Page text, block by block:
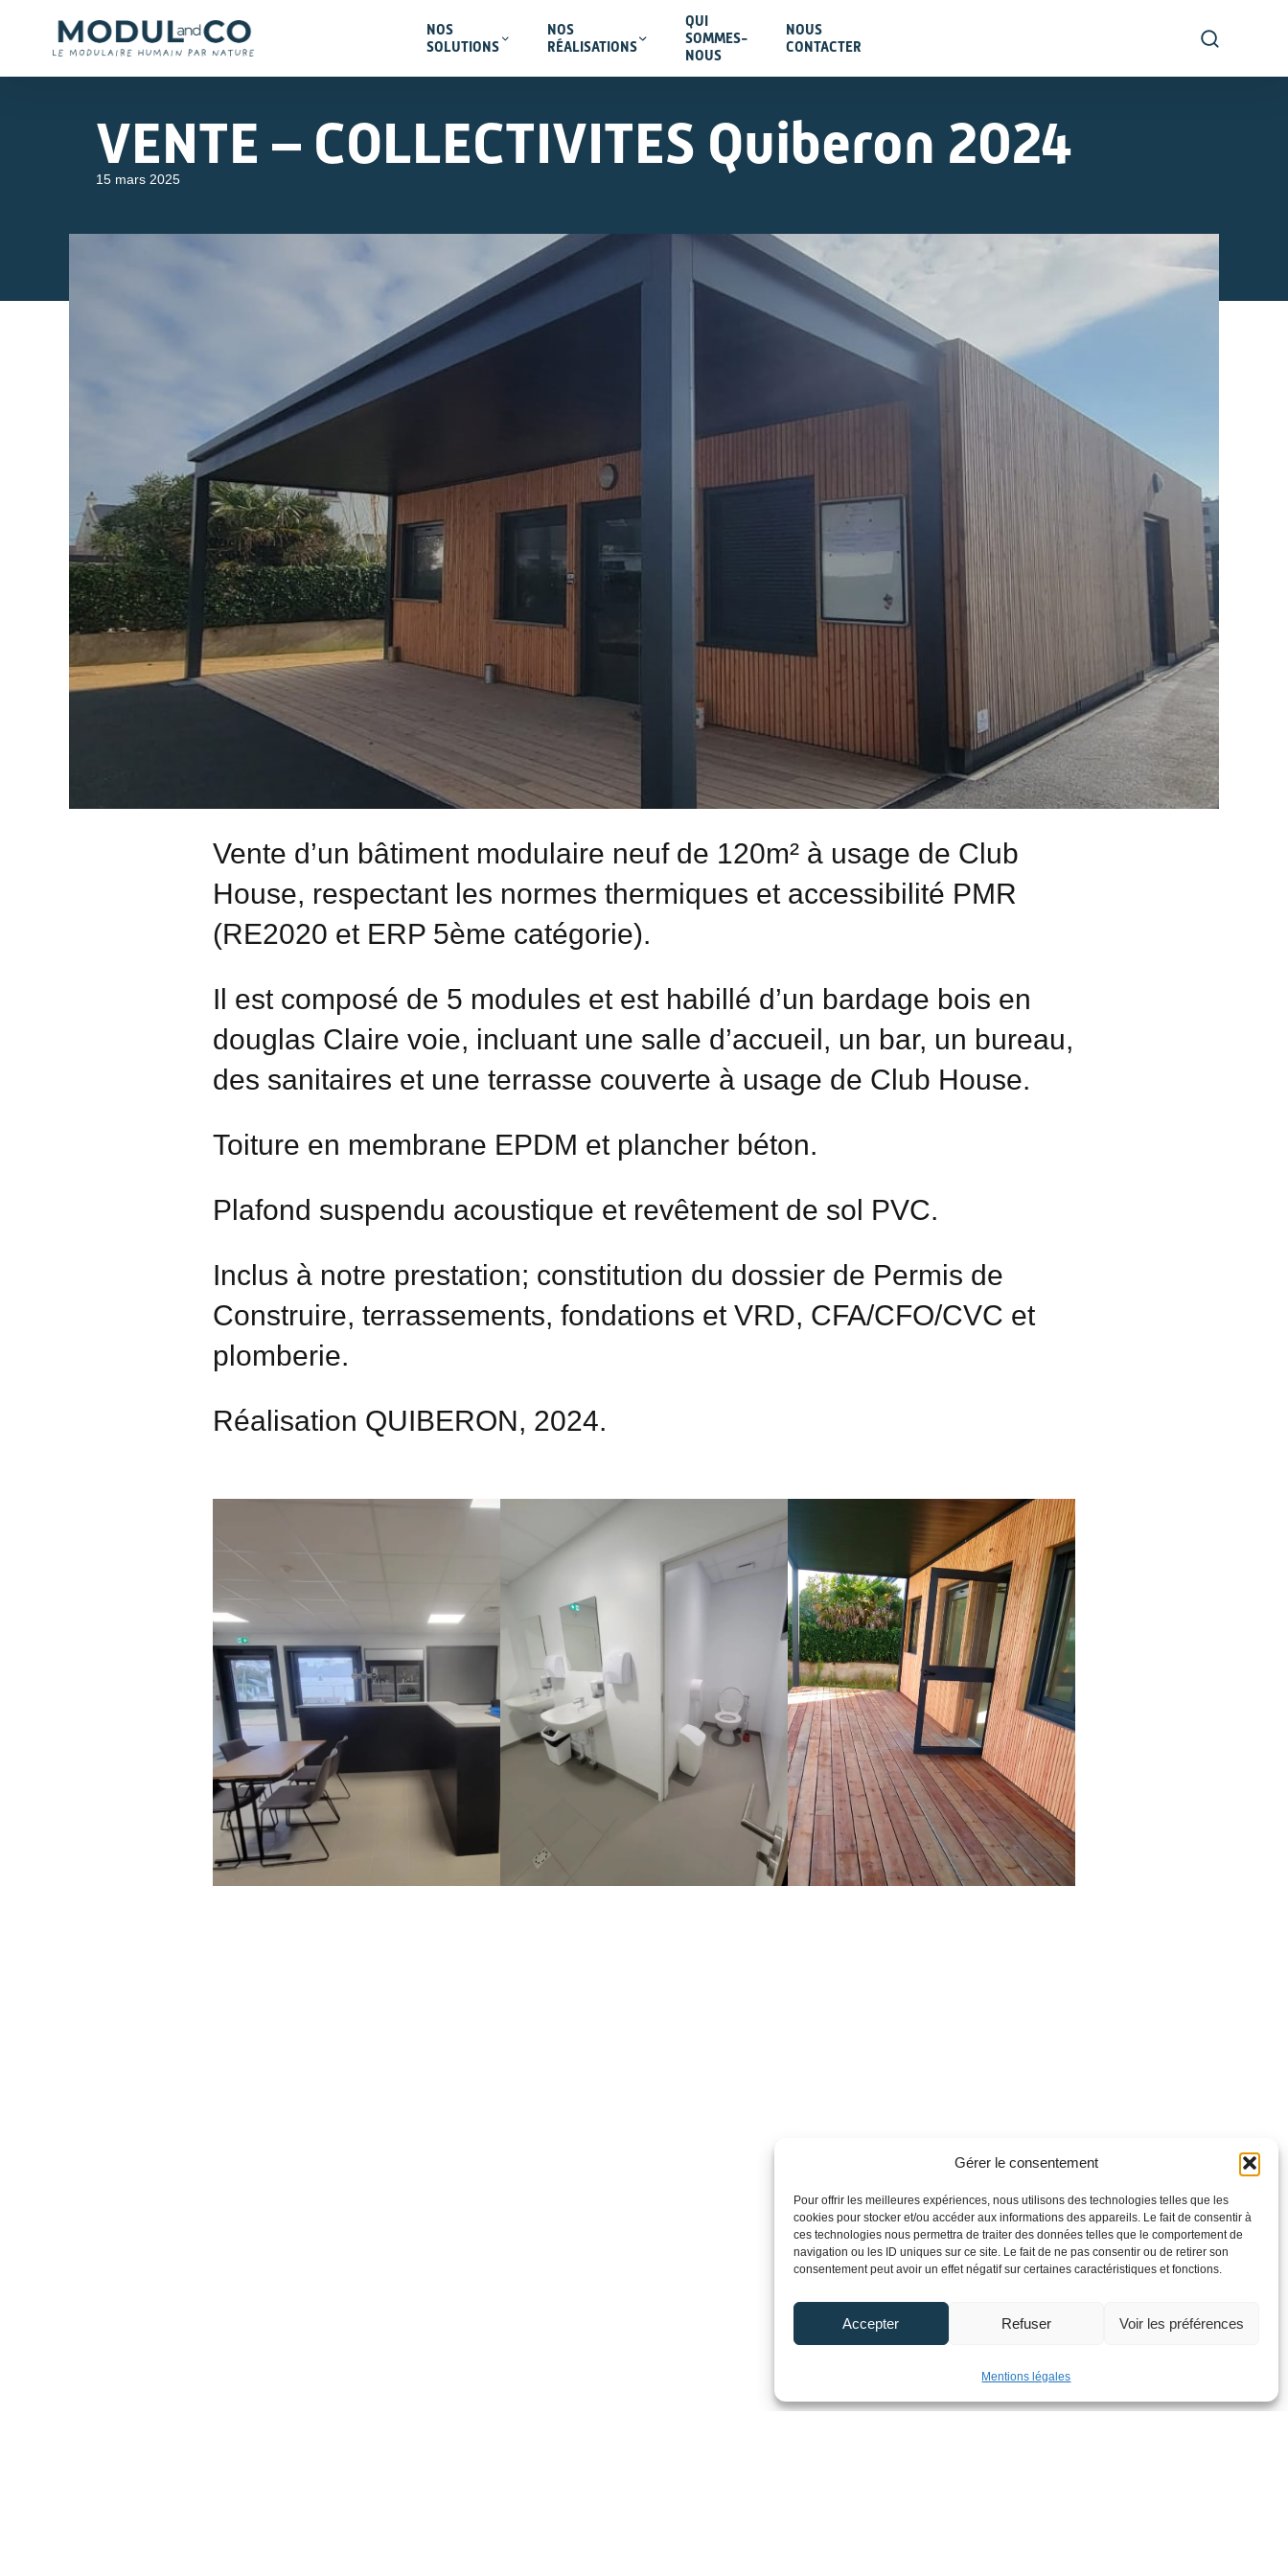
Gérer le consentement
Pour offrir les meilleures expériences, nous utilisons des technologies telles que les
cookies pour stocker et/ou accéder aux informations des appareils. Le fait de consentir à
ces technologies nous permettra de traiter des données telles que le comportement de
navigation ou les ID uniques sur ce site. Le fait de ne pas consentir ou de retirer son
consentement peut avoir un effet négatif sur certaines caractéristiques et fonctions.
Accepter Refuser Voir les préférences
Mentions légales
NOS
SOLUTIONS
NOS
RÉALISATIONS
QUI
SOMMES-
NOUS
NOUS
CONTACTER
VENTE – COLLECTIVITES Quiberon 2024
15 mars 2025
Vente d’un bâtiment modulaire neuf de 120m² à usage de Club
House, respectant les normes thermiques et accessibilité PMR
(RE2020 et ERP 5ème catégorie).
Il est composé de 5 modules et est habillé d’un bardage bois en
douglas Claire voie, incluant une salle d’accueil, un bar, un bureau,
des sanitaires et une terrasse couverte à usage de Club House.
Toiture en membrane EPDM et plancher béton.
Plafond suspendu acoustique et revêtement de sol PVC.
Inclus à notre prestation; constitution du dossier de Permis de
Construire, terrassements, fondations et VRD, CFA/CFO/CVC et
plomberie.
Réalisation QUIBERON, 2024.